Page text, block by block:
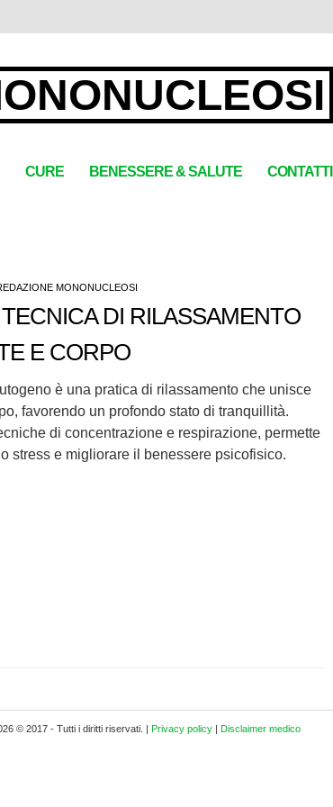
CURE BENESSERE & SALUTE CONTATTI
MONONUCLEOSI
DI RILASSAMENTO
E CORPO
è una pratica di rilassamento che unisce
favorendo un profondo stato di tranquillità.
di concentrazione e respirazione, permette
stress e migliorare il benessere psicofisico.
© 2017 - Tutti i diritti riservati. | Privacy policy| Disclaimer medico